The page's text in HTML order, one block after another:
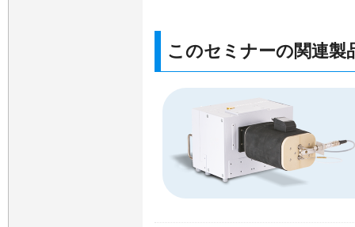
このセミナーの関連製